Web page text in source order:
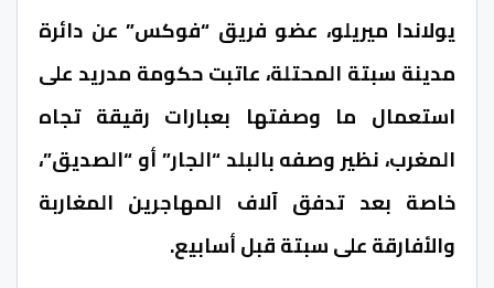
يولاندا ميريلو، عضو فريق “فوكس” عن دائرة
مدينة سبتة المحتلة، عاتبت حكومة مدريد على
استعمال ما وصفتها بعبارات رقيقة تجاه
المغرب، نظير وصفه بالبلد “الجار” أو “الصديق”،
خاصة بعد تدفق آلاف المهاجرين المغاربة
والأفارقة على سبتة قبل أسابيع.